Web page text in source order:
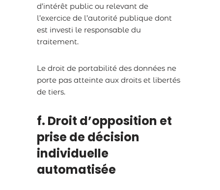
d’intérêt public ou relevant de
l’exercice de l’autorité publique dont
est investi le responsable du
traitement.
Le droit de portabilité des données ne
porte pas atteinte aux droits et libertés
de tiers.
f. Droit d’opposition et
prise de décision
individuelle
automatisée